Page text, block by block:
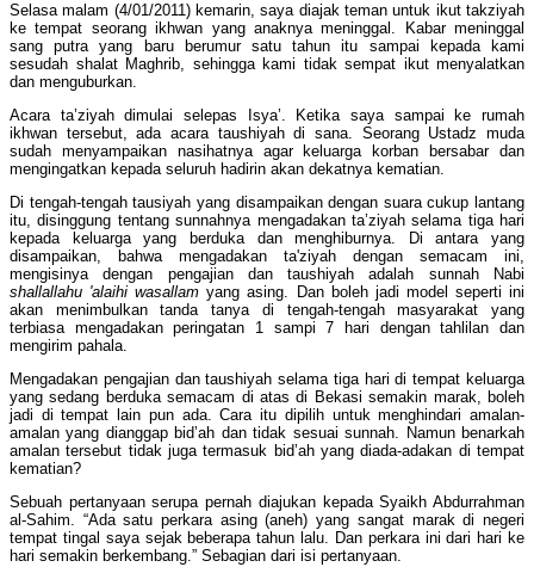
Selasa malam (4/01/2011) kemarin, saya diajak teman untuk ikut takziyah
ke tempat seorang ikhwan yang anaknya meninggal. Kabar meninggal
sang putra yang baru berumur satu tahun itu sampai kepada kami
sesudah shalat Maghrib, sehingga kami tidak sempat ikut menyalatkan
dan menguburkan.
Acara ta’ziyah dimulai selepas Isya’. Ketika saya sampai ke rumah
ikhwan tersebut, ada acara taushiyah di sana. Seorang Ustadz muda
sudah menyampaikan nasihatnya agar keluarga korban bersabar dan
mengingatkan kepada seluruh hadirin akan dekatnya kematian.
Di tengah-tengah tausiyah yang disampaikan dengan suara cukup lantang
itu, disinggung tentang sunnahnya mengadakan ta’ziyah selama tiga hari
kepada keluarga yang berduka dan menghiburnya. Di antara yang
disampaikan, bahwa mengadakan ta'ziyah dengan semacam ini,
mengisinya dengan pengajian dan taushiyah adalah sunnah Nabi
shallallahu 'alaihi wasallam yang asing. Dan boleh jadi model seperti ini
akan menimbulkan tanda tanya di tengah-tengah masyarakat yang
terbiasa mengadakan peringatan 1 sampi 7 hari dengan tahlilan dan
mengirim pahala.
Mengadakan pengajian dan taushiyah selama tiga hari di tempat keluarga
yang sedang berduka semacam di atas di Bekasi semakin marak, boleh
jadi di tempat lain pun ada. Cara itu dipilih untuk menghindari amalan-
amalan yang dianggap bid’ah dan tidak sesuai sunnah. Namun benarkah
amalan tersebut tidak juga termasuk bid’ah yang diada-adakan di tempat
kematian?
Sebuah pertanyaan serupa pernah diajukan kepada Syaikh Abdurrahman
al-Sahim. “Ada satu perkara asing (aneh) yang sangat marak di negeri
tempat tingal saya sejak beberapa tahun lalu. Dan perkara ini dari hari ke
hari semakin berkembang.” Sebagian dari isi pertanyaan.